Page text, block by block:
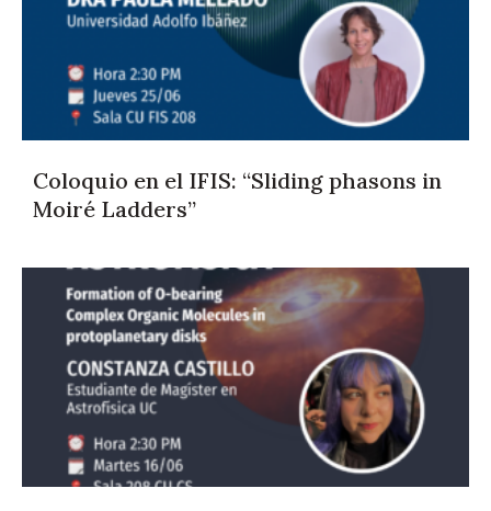
Coloquio en el IFIS: “Sliding phasons in
Moiré Ladders”